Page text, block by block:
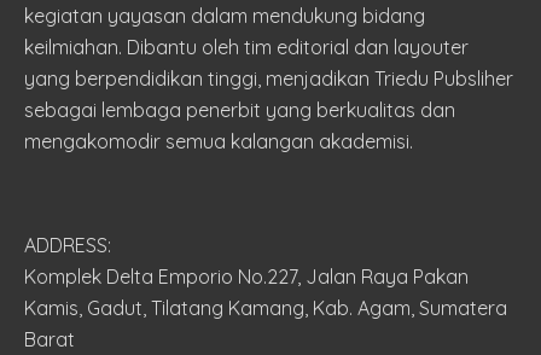
kegiatan yayasan dalam mendukung bidang
keilmiahan. Dibantu oleh tim editorial dan layouter
yang berpendidikan tinggi, menjadikan Triedu Pubsliher
sebagai lembaga penerbit yang berkualitas dan
mengakomodir semua kalangan akademisi.
ADDRESS:
Komplek Delta Emporio No.227, Jalan Raya Pakan
Kamis, Gadut, Tilatang Kamang, Kab. Agam, Sumatera
Barat